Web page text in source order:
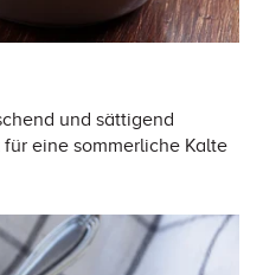
und sättigend
eine sommerliche Kalte